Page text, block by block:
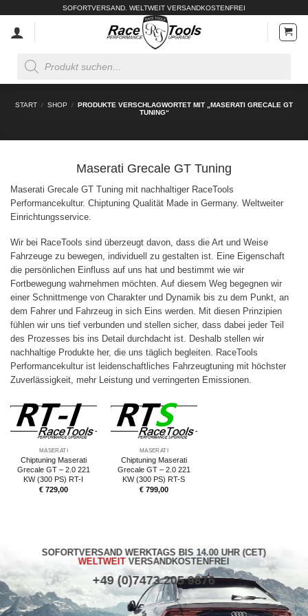
springen
SOFORTVERSAND. WELTWEIT VERSANDKOSTENFREI
search
START / SHOP / PRODUKTE VERSCHLAGWORTET MIT „MASERATI GRECALE GT
TUNING“
Maserati Grecale GT Tuning
Maserati Grecale GT Tuning mit nachhaltiger RaceTools
Performancekultur. Chiptuning Qualität Made in Germany. Weltweiter
Einrichtungsservice.
Wir bei RaceTools sind überzeugt davon, dass die Art und Weise
Fahrzeuge zu bewegen, individuell zu gestalten ist. Eine Eigenschaft
die persönlichen Einfluss auf uns hat und bestimmt wie wir
Fortbewegung wahrnehmen möchten. Auf diesem Weg begegnen wir
einer Schnittmenge von Charakter und Dynamik bis zu dem Punkt, an
dem Fahrer und Fahrzeug in sich Eins werden. Mit diesen Prinzipien
fühlen wir uns tief verbunden und stellen sicher, dass dabei jeder Teil
des Prozesses bis ins Detail durchdacht ist. Deshalb stellen wir
nachhaltige Produkte her, die uns täglich begleiten. RaceTools
Performancekultur ist leidenschaftliches Fahrzeugtuning mit höchster
Zuverlässigkeit, mehr Leistung und verringerten Emissionen.
MASERATI
Chiptuning Maserati
Grecale GT – 2.0 221
KW (300 PS) RT-I
€729,00
MASERATI
Chiptuning Maserati
Grecale GT – 2.0 221
KW (300 PS) RT-S
€799,00
SOFORTVERSAND WERKTAGS BIS 14.00 UHR (CET)
WELTWEITVERSANDKOSTENFREI
+49 (0)7473 205 9876